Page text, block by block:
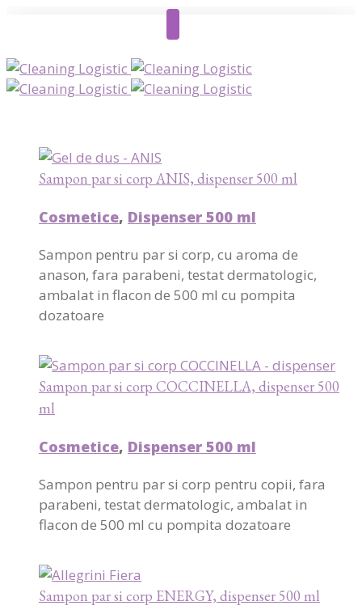
Sampon par si corp ANIS, dispenser 500 ml
Cosmetice, Dispenser 500 ml
Sampon pentru par si corp, cu aroma de
anason, fara parabeni, testat dermatologic,
ambalat in flacon de 500 ml cu pompita
dozatoare
Sampon par si corp COCCINELLA, dispenser 500
ml
Cosmetice, Dispenser 500 ml
Sampon pentru par si corp pentru copii, fara
parabeni, testat dermatologic, ambalat in
flacon de 500 ml cu pompita dozatoare
Sampon par si corp ENERGY, dispenser 500 ml